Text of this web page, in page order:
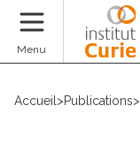
Menu
Accueil >Publications>